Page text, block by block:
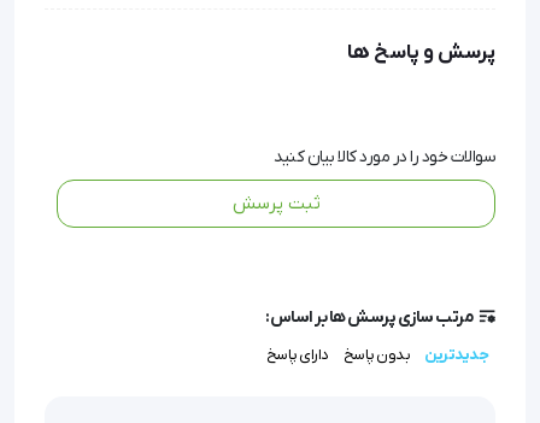
این گردنبند با استفاده از الیاف طبیعی ضد حساسیت و
آرتروز گردن محسوب می‌شود.
به‌لطف طراحی پرتابل و کابل USB، این محصول قابل
برند معتبر سوناجم با بهره‌گیری از استاندارد ملی ایران و
پرسش و پاسخ ها
سوالات خود را در مورد کالا بیان کنید
ثبت پرسش
مرتب سازی پرسش ها بر اساس:
جدیدترین بدون پاسخ دارای پاسخ